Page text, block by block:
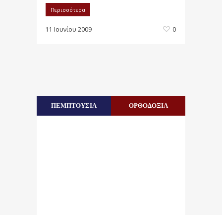
Περισσότερα
11 Ιουνίου 2009 0
ΠΕΜΠΤΟΥΣΙΑ ΟΡΘΟΔΟΞΙΑ